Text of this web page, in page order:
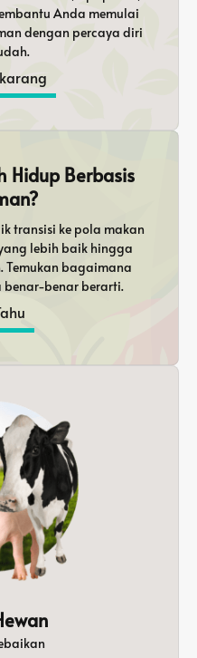
Anda memulai
dengan percaya diri
Hidup Berbasis
transisi ke pola makan
lebih baik hingga
Temukan bagaimana
benar berarti.